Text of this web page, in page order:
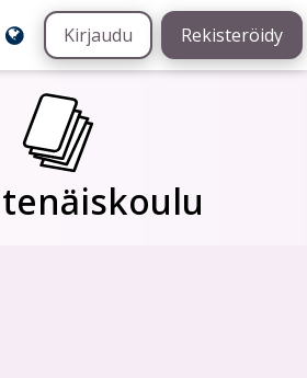
Kirjaudu Rekisteröidy